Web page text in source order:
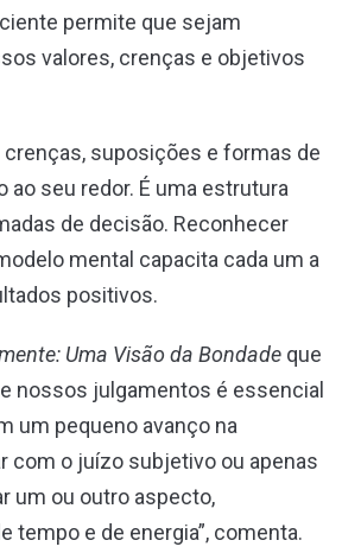
permite que sejam
valores, crenças e objetivos
suposições e formas de
seu redor. É uma estrutura
de decisão. Reconhecer
mental capacita cada um a
positivos.
Uma Visão da Bondade que
nossos julgamentos é essencial
um pequeno avanço na
com o juízo subjetivo ou apenas
um ou outro aspecto,
e de energia”, comenta.